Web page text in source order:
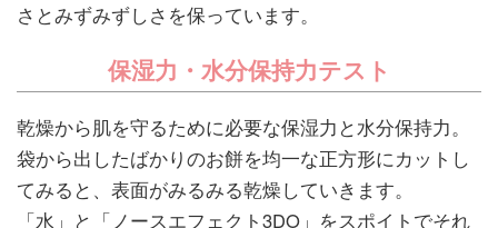
さとみずみずしさを保っています。
保湿力・水分保持力テスト
乾燥から肌を守るために必要な保湿力と水分保持力。
袋から出したばかりのお餅を均一な正方形にカットし
てみると、表面がみるみる乾燥していきます。
「水」と「ノースエフェクト3DO」をスポイトでそれ